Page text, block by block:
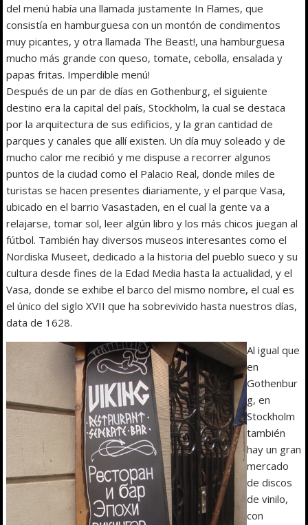
del menú había una llamada justamente In Flames, que
consistía en hamburguesa con un montón de condimentos
muy picantes, y otra llamada The Beast!, una hamburguesa
mucho más grande con queso, tomate, cebolla, ensalada y
papas fritas. Imperdible menú!
Después de un par de días en Gothenburg, el siguiente
destino era la capital del país, Stockholm, la cual se destaca
por la arquitectura de sus edificios, y la gran cantidad de
parques y canales que allí existen. Un día muy soleado y de
mucho calor me recibió y me dispuse a recorrer algunos
puntos de la ciudad como el Palacio Real, donde miles de
turistas se hacen presentes diariamente, y el parque Vasa,
ubicado en el barrio Vasastaden, en el cual la gente va a
relajarse, tomar sol, leer algún libro y los más chicos juegan al
fútbol. También hay diversos museos interesantes como el
Nordiska Museet, dedicado a la historia del pueblo sueco y su
cultura desde fines de la Edad Media hasta la actualidad, y el
Vasa, donde se exhibe el barco del mismo nombre, el cual es
el único del siglo XVII que ha sobrevivido hasta nuestros días,
data de 1628.
Al igual que
en
Gothenbur
g, en
Stockholm
también
hay un gran
mercado
de discos
de vinilo,
con